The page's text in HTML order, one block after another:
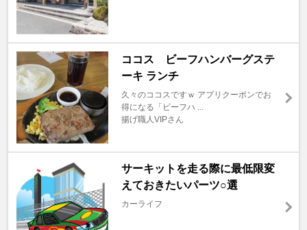
ココス ビーフハンバーグステ
ーキ ランチ
久々のココスですｗ アプリクーポンでお
得になる「ビーフハ ...
揚げ職人VIPさん
サーキットを走る際に最低限変
えておきたいパーツ○選
カーライフ